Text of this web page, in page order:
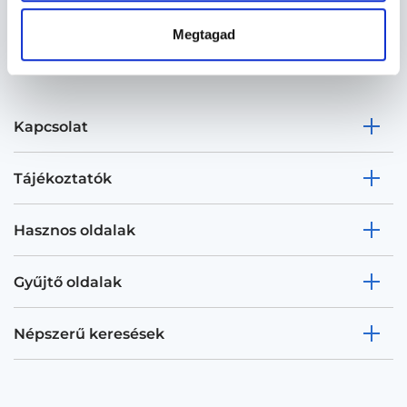
Megtagad
Kapcsolat
Tájékoztatók
Hasznos oldalak
Gyűjtő oldalak
Népszerű keresések